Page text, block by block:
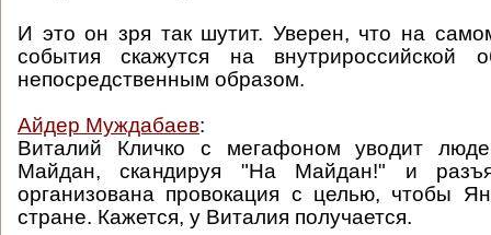
И это он зря так шутит. Уверен, что на
события скажутся на внутрироссийской
непосредственным образом.
Айдер Муждабаев:
Виталий Кличко с мегафоном уводит
Майдан, скандируя "На Майдан!" и
организована провокация с целью, чтобы
стране. Кажется, у Виталия получается.